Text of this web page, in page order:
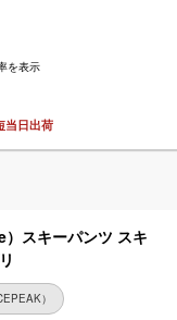
を表示
当日出荷
スキーパンツ スキ
）